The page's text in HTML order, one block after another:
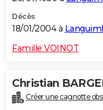
Décès
18/01/2004 à
Famille VOINOT
Christian
Créer une cagnotte